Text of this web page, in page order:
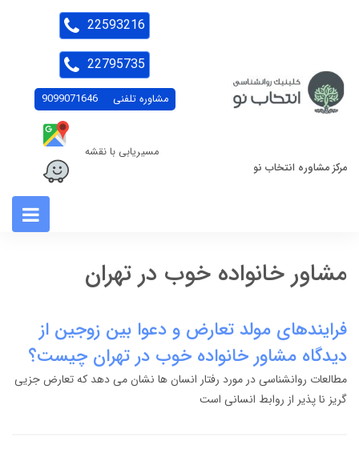
مرکز مشاوره انتخاب نو
مشاوره تلفنی 9099071646
مسیریابی با نقشه
22593216
22795735
مشاور خانواده خوب در تهران
فرایندهای مولد تعارض و دعوا بین زوجین از
دیدگاه مشاور خانواده خوب در تهران چیست؟
مطالعات روانشناسی در مورد رفتار انسان ها نشان می دهد که تعارض جزیی
گریز نا پذیر از روابط انسانی است